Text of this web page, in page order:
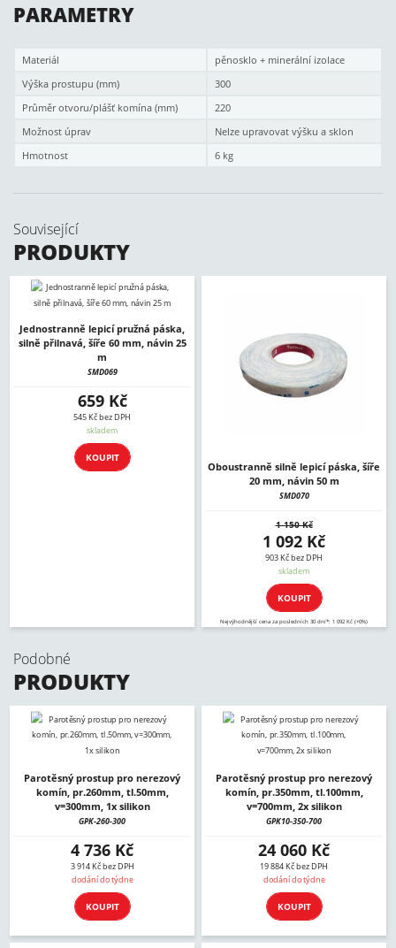
PARAMETRY
Materiál
pěnosklo + minerální izolace
Výška prostupu (mm)
300
Průměr otvoru/plášť komína (mm)
220
Možnost úprav
Nelze upravovat výšku a sklon
Hmotnost
6 kg
Související
PRODUKTY
Jednostranně lepicí pružná páska,
silně přilnavá, šíře 60 mm, návin 25
m
SMD069
659 Kč
545 Kč bez DPH
skladem
KOUPIT
Oboustranně silně lepicí páska, šíře
20 mm, návin 50 m
SMD070
1 150 Kč
1 092 Kč
903 Kč bez DPH
skladem
KOUPIT
Nejvýhodnější cena za posledních 30 dní*: 1 092 Kč (+0%)
Podobné
PRODUKTY
Parotěsný prostup pro nerezový
komín, pr.260mm, tl.50mm,
v=300mm, 1x silikon
GPK-260-300
4 736 Kč
3 914 Kč bez DPH
dodání do týdne
KOUPIT
Parotěsný prostup pro nerezový
komín, pr.350mm, tl.100mm,
v=700mm, 2x silikon
GPK10-350-700
24 060 Kč
19 884 Kč bez DPH
dodání do týdne
KOUPIT